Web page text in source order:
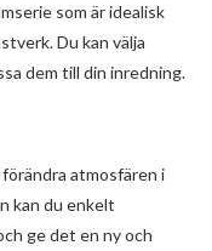
som är idealisk
Du kan välja
dem till din inredning.
atmosfären i
kan du enkelt
ge det en ny och